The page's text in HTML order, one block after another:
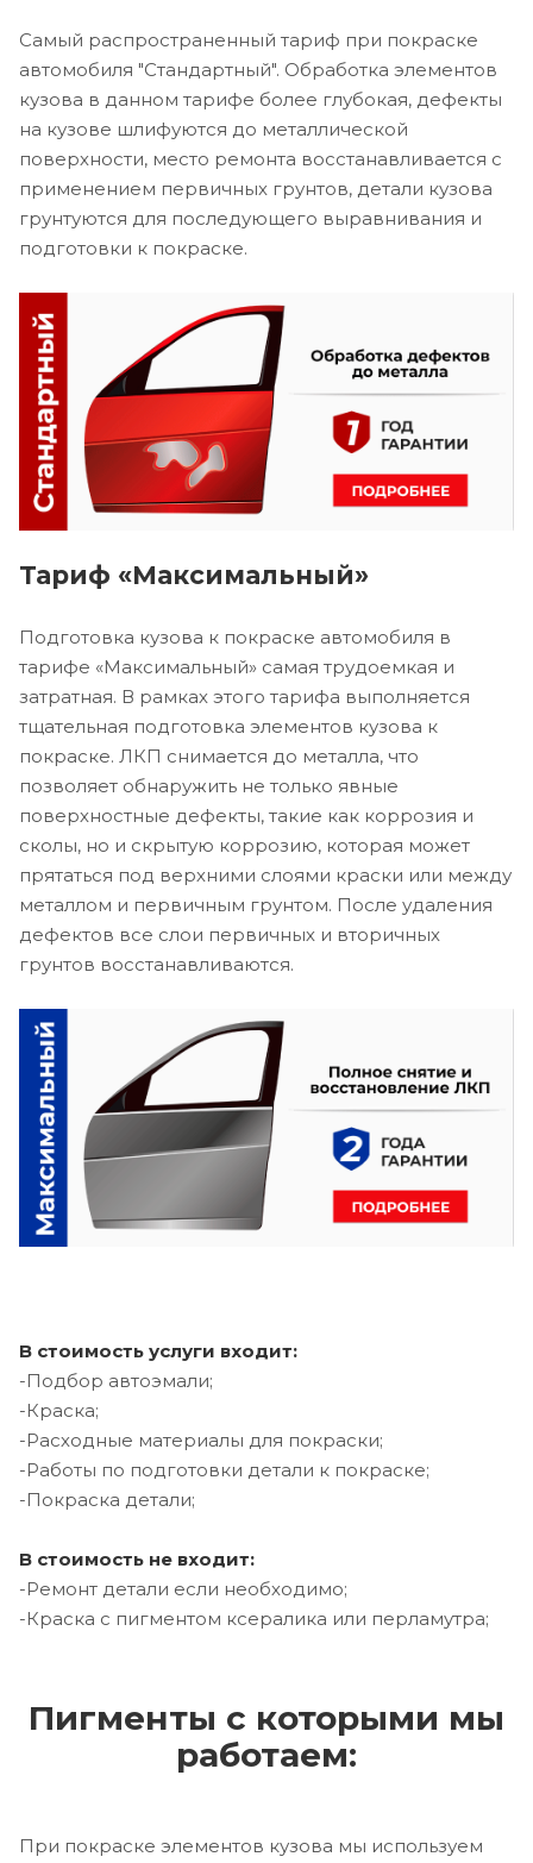
Самый распространенный тариф при покраске
автомобиля "Стандартный". Обработка элементов
кузова в данном тарифе более глубокая, дефекты
на кузове шлифуются до металлической
поверхности, место ремонта восстанавливается с
применением первичных грунтов, детали кузова
грунтуются для последующего выравнивания и
подготовки к покраске.
Тариф «Максимальный»
Подготовка кузова к покраске автомобиля в
тарифе «Максимальный» самая трудоемкая и
затратная. В рамках этого тарифа выполняется
тщательная подготовка элементов кузова к
покраске. ЛКП снимается до металла, что
позволяет обнаружить не только явные
поверхностные дефекты, такие как коррозия и
сколы, но и скрытую коррозию, которая может
прятаться под верхними слоями краски или между
металлом и первичным грунтом. После удаления
дефектов все слои первичных и вторичных
грунтов восстанавливаются.
В стоимость услуги входит:
-Подбор автоэмали;
-Краска;
-Расходные материалы для покраски;
-Работы по подготовки детали к покраске;
-Покраска детали;
В стоимость не входит:
-Ремонт детали если необходимо;
-Краска с пигментом ксералика или перламутра;
Пигменты с которыми мы
работаем:
При покраске элементов кузова мы используем